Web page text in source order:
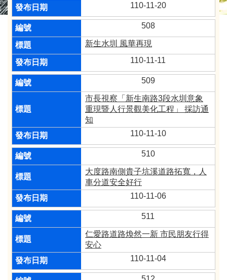
110-11-20
508
新生水圳 風華再現
110-11-11
509
市長視察「新生南路3段水圳意象
重現暨人行景觀美化工程」 採訪通
知
110-11-10
510
大度路南側貴子坑溪道路拓寬，人
車分道安全好行
110-11-06
511
仁愛路道路煥然一新 市民朋友行得
安心
110-11-04